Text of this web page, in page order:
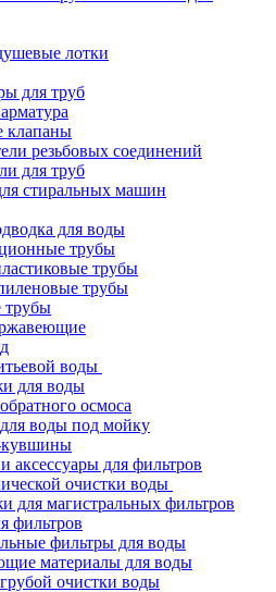
лотки
для труб
клапаны
резьбовых соединений
для труб
стиральных машин
для воды
трубы
трубы
трубы
трубы
воды
для воды
осмоса
воды под мойку
аксессуары для фильтров
очистки воды
для магистральных фильтров
фильтров
фильтры для воды
материалы для воды
очистки воды